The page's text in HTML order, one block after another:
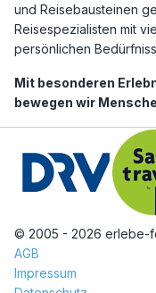
und Reisebausteinen
Reisespezialisten mit
persönlichen
Mit besonderen
bewegen wir
© 2005 - 2026 erlebe-
AGB
Impressum